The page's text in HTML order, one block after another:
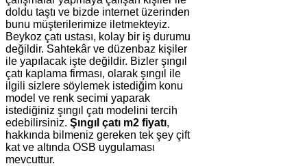
doldu taştı ve bizde internet üzerinden
bunu müşterilerimize iletmekteyiz.
Beykoz çatı ustası, kolay bir iş durumu
değildir. Sahtekâr ve düzenbaz kişiler
ile yapılacak işte değildir. Bizler şıngıl
çatı kaplama firması, olarak şıngıl ile
ilgili sizlere söylemek istediğim konu
model ve renk secimi yaparak
istediğiniz şıngıl çatı modelini tercih
edebilirsiniz. Şıngıl çatı m2 fiyatı,
hakkında bilmeniz gereken tek şey çift
kat ve altında OSB uygulaması
mevcuttur.